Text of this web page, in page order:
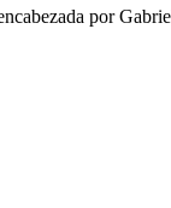
por